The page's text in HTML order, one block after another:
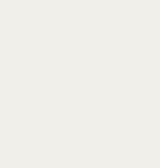
war er auch als
der Insel
San Bartolomé auf der
Inseln ist.
Rolle im Luftverkehr
der Jahre
sich über eine
des nationalen und
Lanzarote ist für